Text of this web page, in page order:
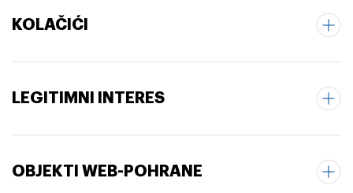
KOLAČIĆI
LEGITIMNI INTERES
OBJEKTI WEB-POHRANE